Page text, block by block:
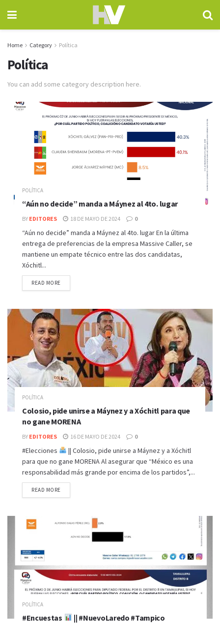
Home Category Política
Política
You can add some category description here.
POLÍTICA
“Aún no decide” manda a Máynez al 4to. lugar
BY EDITORES 18 DE MAYO DE 2024 0
“Aún no decide” manda a Máynez al 4to. lugar En la última
entrega de preferencias de la empresa Massive Caller, se
mantiene un empate técnico entre las dos candidatas,
Xóchitl...
READ MORE
POLÍTICA
Colosio, pide unirse a Máynez y a Xóchitl para que
no gane MORENA
BY EDITORES 16 DE MAYO DE 2024 0
#Elecciones
|| Colosio, pide unirse a Máynez y a Xóchitl
para que no gane MORENA Al asegurar que “México es una
responsabilidad más grande por encima de los partidos”,...
READ MORE
POLÍTICA
#Encuestas || #NuevoLaredo #Tampico